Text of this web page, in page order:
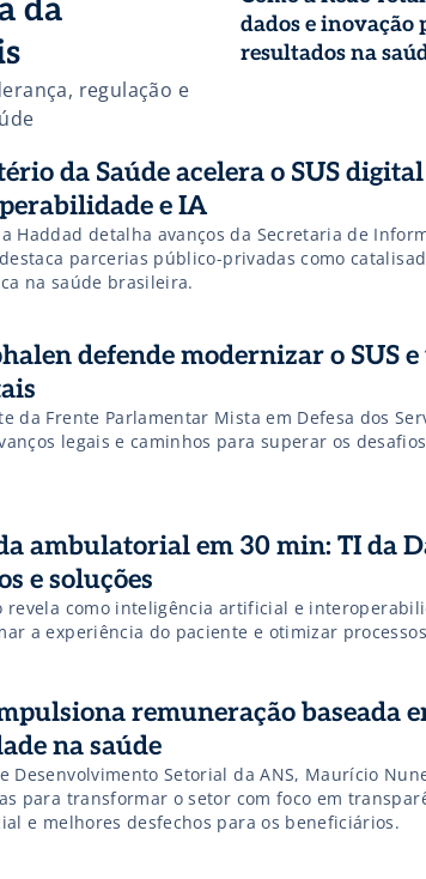
da
regulação e
dados e inovação
resultados na
da Saúde acelera o SUS
e IA
Haddad detalha avanços da Secretaria de
parcerias público-privadas como
na saúde brasileira.
defende modernizar o SUS
da Frente Parlamentar Mista em Defesa dos
legais e caminhos para superar os
ambulatorial em 30 min: TI da
e soluções
revela como inteligência artificial e
a experiência do paciente e otimizar
remuneração baseada
na saúde
Desenvolvimento Setorial da ANS, Maurício
para transformar o setor com foco em
e melhores desfechos para os beneficiários.